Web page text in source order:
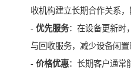
收机构建立长期合作关系，
- 优先服务：在设备更新时
与回收服务，减少设备闲置
- 价格优惠：长期客户通常